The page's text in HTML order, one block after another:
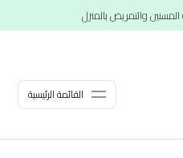
والتمريض بالمنزل
القائمة الرئيسية